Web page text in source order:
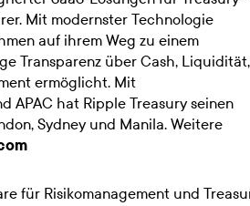
Mit modernster Technologie
auf ihrem Weg zu einem
Transparenz über Cash, Liquidität,
ermöglicht. Mit
APAC hat Ripple Treasury seinen
Sydney und Manila. Weitere
für Risikomanagement und